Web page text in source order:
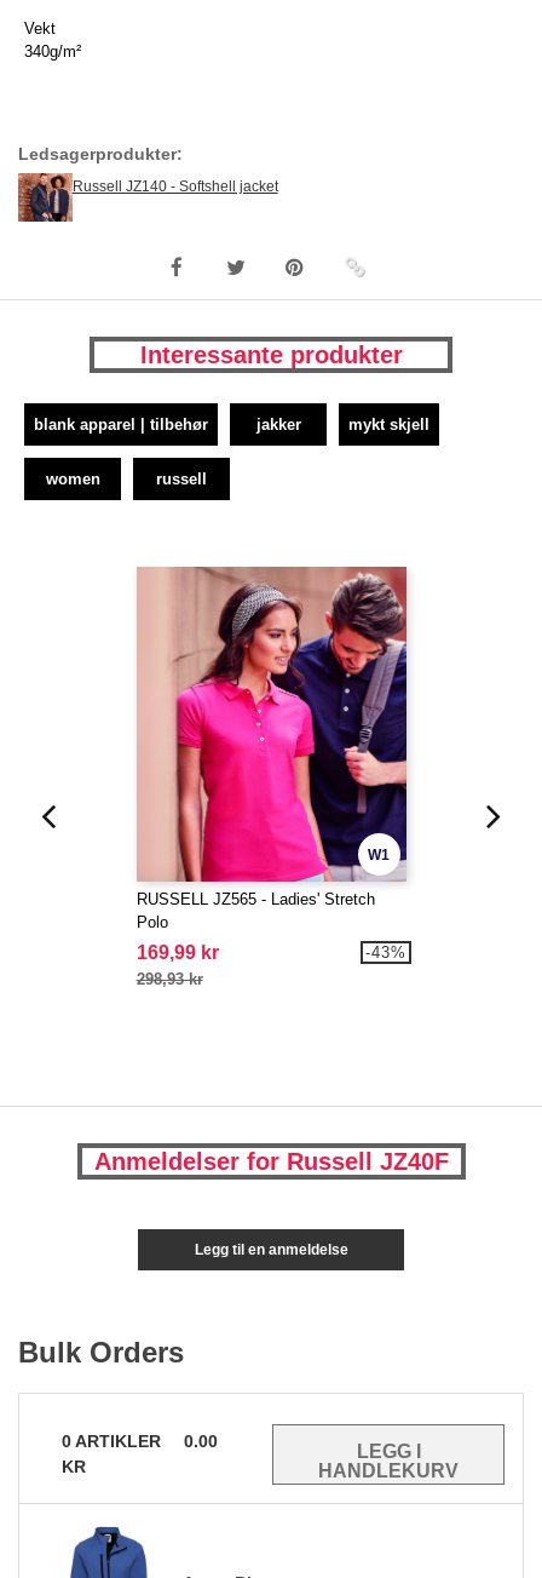
Vekt
340g/m²
Ledsagerprodukter:
Russell JZ140 - Softshell jacket
Interessante produkter
blank apparel | tilbehør jakker mykt skjell
women russell
W1
RUSSELL JZ565 - Ladies' Stretch
Polo
169,99 kr
298,93 kr
-43%
Anmeldelser for Russell JZ40F
Legg til en anmeldelse
Bulk Orders
0ARTIKLER
0.00
KR